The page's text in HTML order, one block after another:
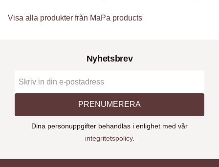
Visa alla produkter från MaPa products
Nyhetsbrev
PRENUMERERA
Dina personuppgifter behandlas i enlighet med vår
integritetspolicy.